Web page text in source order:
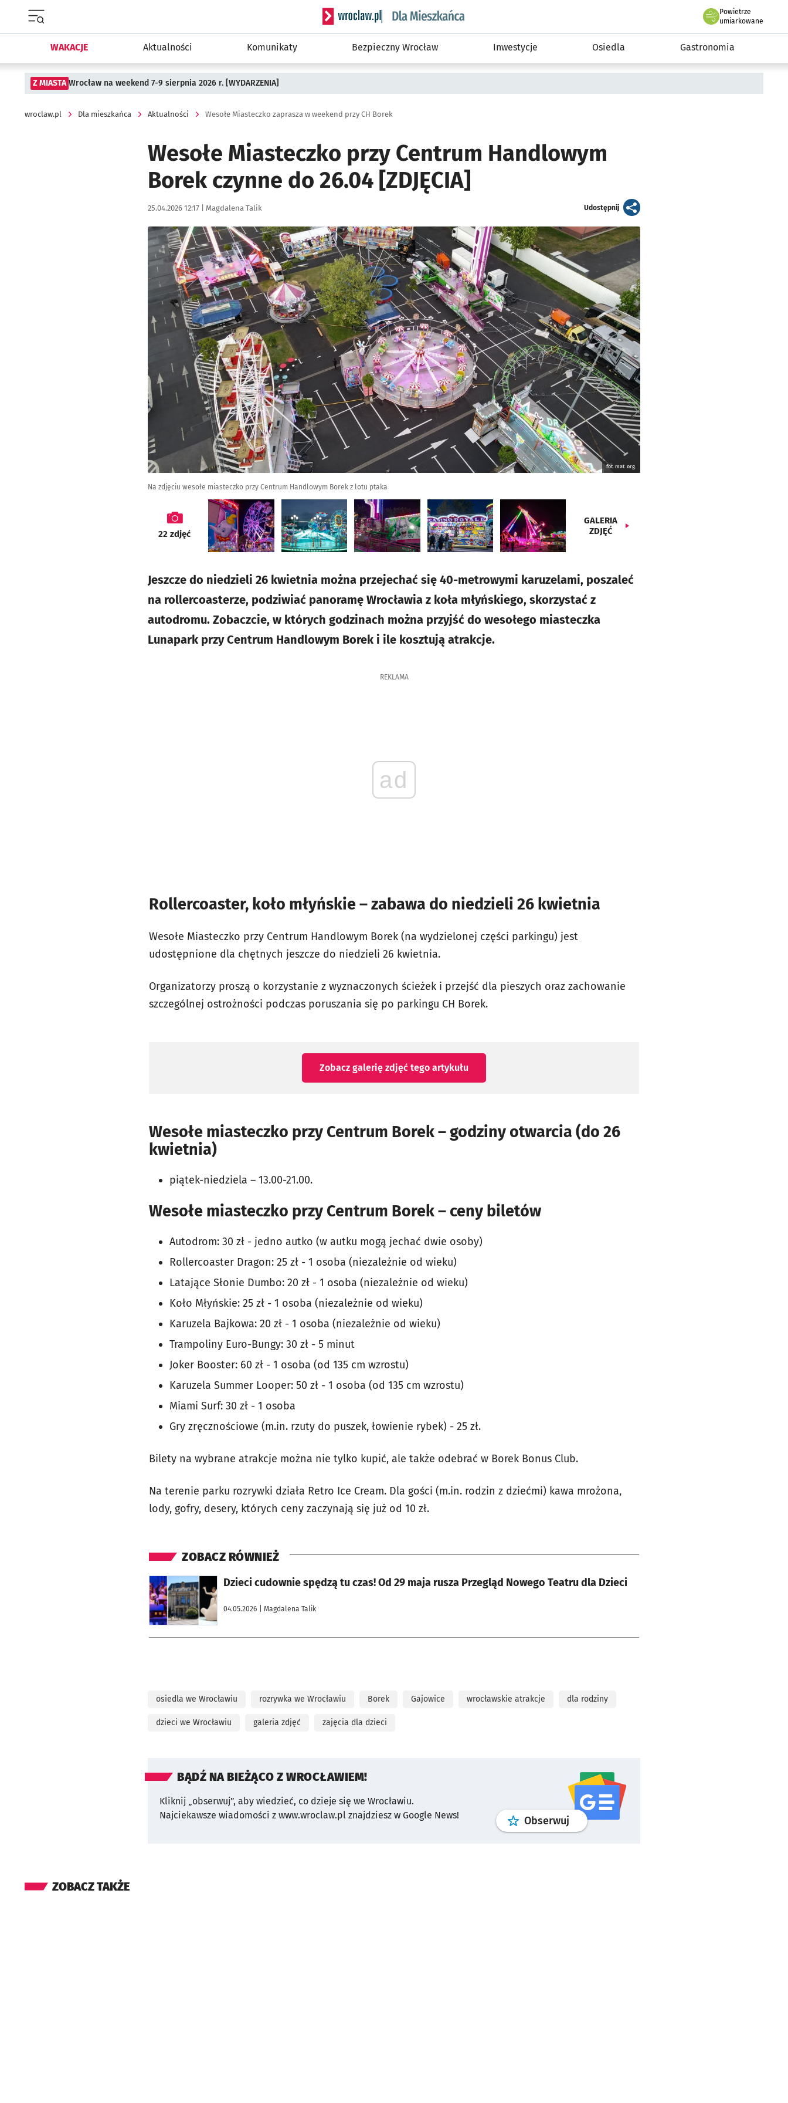
Serwis informacyjny wroclaw.pl podserwis: Dla mieszkańca
Powietrze
we Wrocławiu
umiarkowane
WAKACJE Aktualności Komunikaty Bezpieczny Wrocław Inwestycje Osiedla Gastronomia
Z MIASTA Wrocław na weekend 7-9 sierpnia 2026 r. [WYDARZENIA]
wroclaw.pl Dla mieszkańca Aktualności Wesołe Miasteczko zaprasza w weekend przy CH Borek
Wesołe Miasteczko przy Centrum Handlowym
Borek czynne do 26.04 [ZDJĘCIA]
Data publikacji:
25.04.2026 12:17 | Autor:
Magdalena Talik Udostępnijartykuł
Kliknij, aby zobaczyć galerię
fot. mat. org.
Na zdjęciu wesołe miasteczko przy Centrum Handlowym Borek z lotu ptaka
galeria
22 zdjęć
GALERIA
ZDJĘĆ
Jeszcze do niedzieli 26 kwietnia można przejechać się 40-metrowymi karuzelami, poszaleć
na rollercoasterze, podziwiać panoramę Wrocławia z koła młyńskiego, skorzystać z
autodromu. Zobaczcie, w których godzinach można przyjść do wesołego miasteczka
Lunapark przy Centrum Handlowym Borek i ile kosztują atrakcje.
REKLAMA
ad
Rollercoaster, koło młyńskie – zabawa do niedzieli 26 kwietnia
Wesołe Miasteczko przy Centrum Handlowym Borek (na wydzielonej części parkingu) jest
udostępnione dla chętnych jeszcze do niedzieli 26 kwietnia.
Organizatorzy proszą o korzystanie z wyznaczonych ścieżek i przejść dla pieszych oraz zachowanie
szczególnej ostrożności podczas poruszania się po parkingu CH Borek.
Zobacz galerię zdjęć tego artykułu
Wesołe miasteczko przy Centrum Borek – godziny otwarcia (do 26
kwietnia)
piątek-niedziela – 13.00-21.00.
Wesołe miasteczko przy Centrum Borek – ceny biletów
Autodrom: 30 zł - jedno autko (w autku mogą jechać dwie osoby)
Rollercoaster Dragon: 25 zł - 1 osoba (niezależnie od wieku)
Latające Słonie Dumbo: 20 zł - 1 osoba (niezależnie od wieku)
Koło Młyńskie: 25 zł - 1 osoba (niezależnie od wieku)
Karuzela Bajkowa: 20 zł - 1 osoba (niezależnie od wieku)
Trampoliny Euro-Bungy: 30 zł - 5 minut
Joker Booster: 60 zł - 1 osoba (od 135 cm wzrostu)
Karuzela Summer Looper: 50 zł - 1 osoba (od 135 cm wzrostu)
Miami Surf: 30 zł - 1 osoba
Gry zręcznościowe (m.in. rzuty do puszek, łowienie rybek) - 25 zł.
Bilety na wybrane atrakcje można nie tylko kupić, ale także odebrać w Borek Bonus Club.
Na terenie parku rozrywki działa Retro Ice Cream. Dla gości (m.in. rodzin z dziećmi) kawa mrożona,
lody, gofry, desery, których ceny zaczynają się już od 10 zł.
ZOBACZ RÓWNIEŻ
Dzieci cudownie spędzą tu czas! Od 29 maja rusza Przegląd Nowego Teatru dla Dzieci
04.05.2026 | Magdalena Talik
otworzy się w nowej karcie
osiedla we Wrocławiu rozrywka we Wrocławiu Borek Gajowice wrocławskie atrakcje dla rodziny
dzieci we Wrocławiu galeria zdjęć zajęcia dla dzieci
BĄDŹ NA BIEŻĄCO Z WROCŁAWIEM!
Kliknij „obserwuj”, aby wiedzieć, co dzieje się we Wrocławiu.
Najciekawsze wiadomości z www.wroclaw.pl znajdziesz w Google News!
Obserwuj profilgoogle news
ZOBACZ TAKŻE